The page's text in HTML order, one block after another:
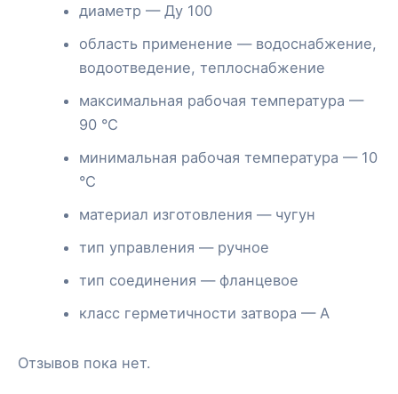
диаметр — Ду 100
область применение — водоснабжение,
водоотведение, теплоснабжение
максимальная рабочая температура —
90 °С
минимальная рабочая температура — 10
°С
материал изготовления — чугун
тип управления — ручное
тип соединения — фланцевое
класс герметичности затвора — А
Отзывов пока нет.